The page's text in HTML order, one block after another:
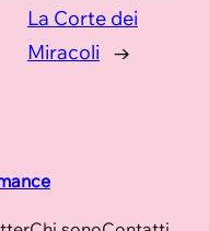
La Corte dei
Miracoli →